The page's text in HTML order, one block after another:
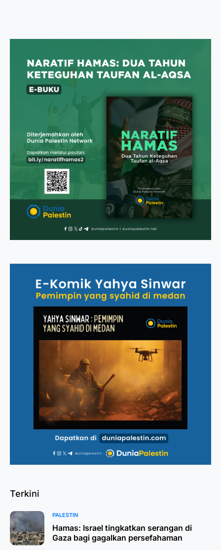
Terkini
PALESTIN
Hamas: Israel tingkatkan serangan di
Gaza bagi gagalkan persefahaman